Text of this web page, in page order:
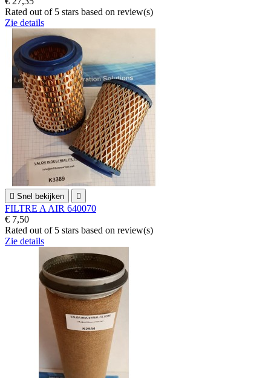
Rated out of 5 stars based on review(s)
Zie details
 Snel bekijken 
FILTRE A AIR 640070
€ 7,50
Rated out of 5 stars based on review(s)
Zie details